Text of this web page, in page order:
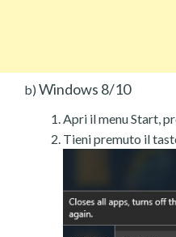
b) Windows 8/10
Apri il menu Start,
Tieni premuto il